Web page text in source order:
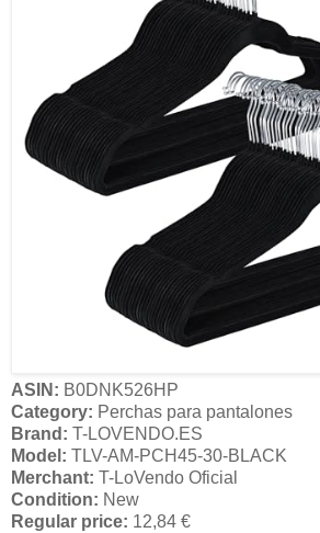
ASIN: B0DNK526HP
Category: Perchas para pantalones
Brand: T-LOVENDO.ES
Model: TLV-AM-PCH45-30-BLACK
Merchant: T-LoVendo Oficial
Condition: New
Regular price: 12,84 €